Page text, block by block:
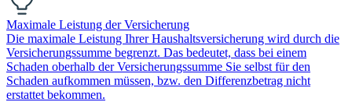
Maximale Leistung der Versicherung
Die maximale Leistung Ihrer Haushaltsversicherung wird durch die
Versicherungssumme begrenzt. Das bedeutet, dass bei einem
Schaden oberhalb der Versicherungssumme Sie selbst für den
Schaden aufkommen müssen, bzw. den Differenzbetrag nicht
erstattet bekommen.